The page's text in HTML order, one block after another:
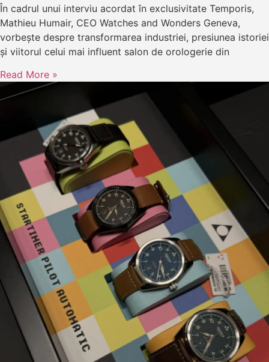
În cadrul unui interviu acordat în exclusivitate Temporis,
Mathieu Humair, CEO Watches and Wonders Geneva,
vorbește despre transformarea industriei, presiunea istoriei
și viitorul celui mai influent salon de orologerie din
Read More »